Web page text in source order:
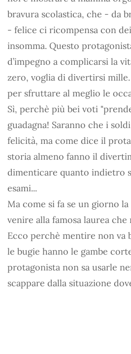
bravura scolastica, che - da
- felice ci ricompensa con
insomma. Questo
d’impegno a complicarsi la
zero, voglia di divertirsi
per sfruttare al meglio le
Sì, perchè più bei voti
guadagna! Saranno che i
felicità, ma come dice il
storia almeno fanno il
dimenticare quanto indietro
esami...
Ma come si fa se un giorno
venire alla famosa laurea che
Ecco perchè mentire non va
le bugie hanno le gambe
protagonista non sa usarle
scappare dalla situazione